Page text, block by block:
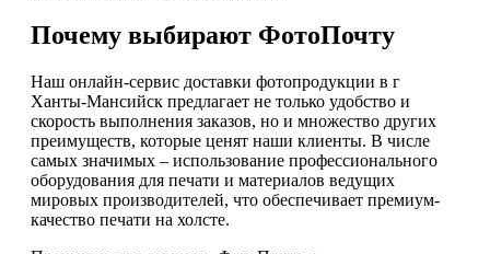
Почему выбирают ФотоПочту
Наш онлайн-сервис доставки фотопродукции в г
Ханты-Мансийск предлагает не только удобство и
скорость выполнения заказов, но и множество других
преимуществ, которые ценят наши клиенты. В числе
самых значимых – использование профессионального
оборудования для печати и материалов ведущих
мировых производителей, что обеспечивает премиум-
качество печати на холсте.